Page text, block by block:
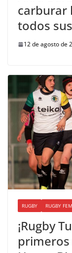
carburar
todos
12 de agosto de
RUGBY RUGBY
¡Rugby
primeros